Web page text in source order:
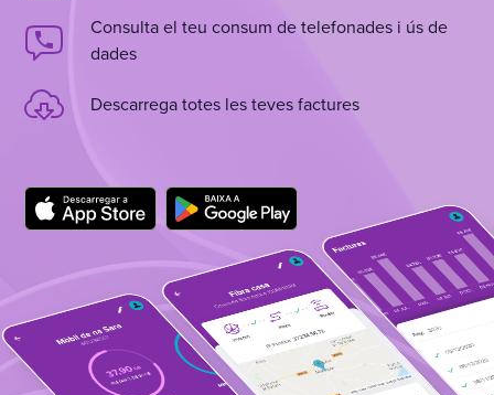
Consulta el teu consum de telefonades i ús de
dades
Descarrega totes les teves factures